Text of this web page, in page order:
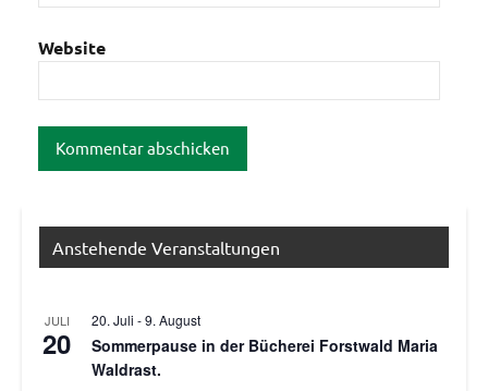
Website
Anstehende Veranstaltungen
JULI
20
20. Juli -9. August
Sommerpause in der Bücherei Forstwald Maria
Waldrast.